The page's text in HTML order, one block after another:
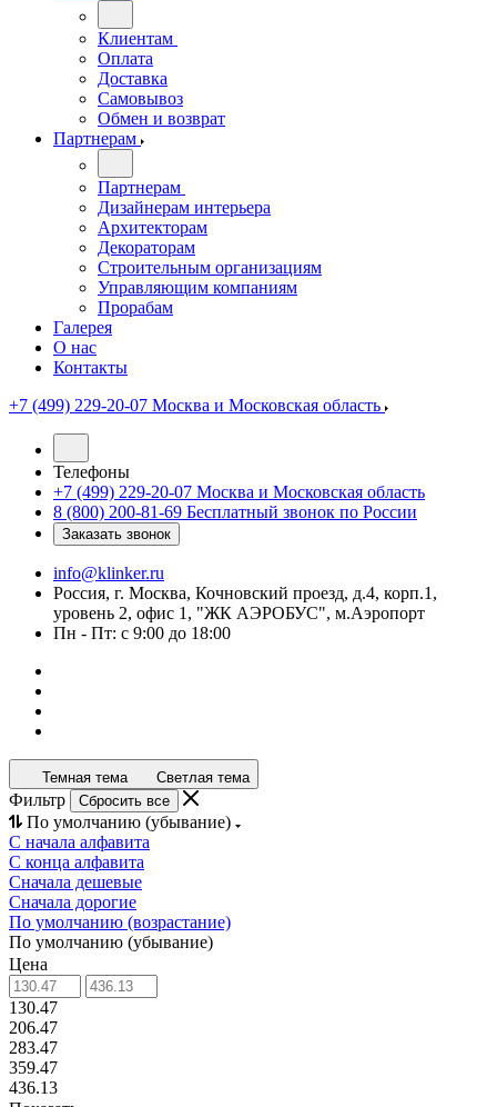
Клиентам
Оплата
Доставка
Самовывоз
Обмен и возврат
Партнерам
Партнерам
Дизайнерам интерьера
Архитекторам
Декораторам
Строительным организациям
Управляющим компаниям
Прорабам
Галерея
О нас
Контакты
+7 (499) 229-20-07 Москва и Московская область
Телефоны
+7 (499) 229-20-07 Москва и Московская область
8 (800) 200-81-69 Бесплатный звонок по России
Заказать звонок
info@klinker.ru
Россия, г. Москва, Кочновский проезд, д.4, корп.1,
уровень 2, офис 1, "ЖК АЭРОБУС", м.Аэропорт
Пн - Пт: с 9:00 до 18:00
Темная тема Светлая тема
Фильтр Сбросить все
По умолчанию (убывание)
С начала алфавита
С конца алфавита
Сначала дешевые
Сначала дорогие
По умолчанию (возрастание)
По умолчанию (убывание)
Цена
130.47
206.47
283.47
359.47
436.13